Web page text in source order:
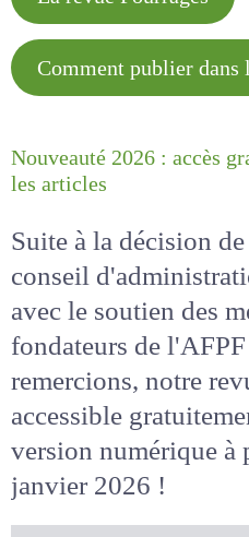
Comment publier
Nouveauté 2026 :
Suite à la décision
conseil
avec le soutien des
fondateurs de l'AFPF
remercions, notre
accessible
sa version numérique
de janvier 2026 !